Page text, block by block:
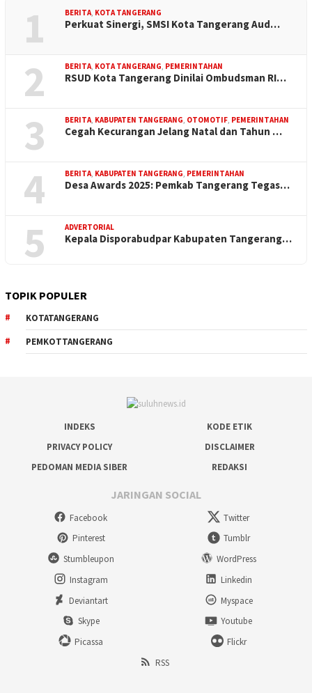
1 BERITA, KOTA TANGERANG
Perkuat Sinergi, SMSI Kota Tangerang Aud…
2 BERITA, KOTA TANGERANG, PEMERINTAHAN
RSUD Kota Tangerang Dinilai Ombudsman RI…
3 BERITA, KABUPATEN TANGERANG, OTOMOTIF, PEMERINTAHAN
Cegah Kecurangan Jelang Natal dan Tahun …
4 BERITA, KABUPATEN TANGERANG, PEMERINTAHAN
Desa Awards 2025: Pemkab Tangerang Tegas…
5 ADVERTORIAL
Kepala Disporabudpar Kabupaten Tangerang…
TOPIK POPULER
KOTATANGERANG
PEMKOTTANGERANG
INDEKS
KODE ETIK
PRIVACY POLICY
DISCLAIMER
PEDOMAN MEDIA SIBER
REDAKSI
JARINGAN SOCIAL
Facebook
Twitter
Pinterest
Tumblr
Stumbleupon
WordPress
Instagram
Linkedin
Deviantart
Myspace
Skype
Youtube
Picassa
Flickr
RSS